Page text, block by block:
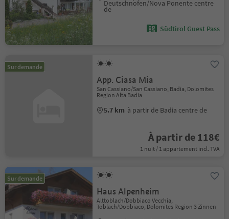
Deutschnofen/Nova Ponente centre
de
Südtirol Guest Pass
Sur demande
App. Ciasa Mia
San Cassiano/San Cassiano, Badia, Dolomites
Region Alta Badia
5.7 km à partir de Badia centre de
À partir de 118€
1 nuit / 1 appartement incl. TVA
Sur demande
Haus Alpenheim
Alttoblach/Dobbiaco Vecchia,
Toblach/Dobbiaco, Dolomites Region 3 Zinnen